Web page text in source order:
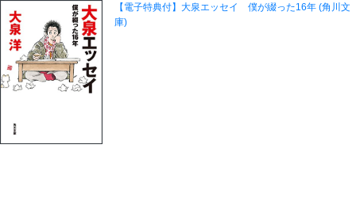
【電子特典付】大泉エッセイ 僕が綴った16年 (角川文
庫)